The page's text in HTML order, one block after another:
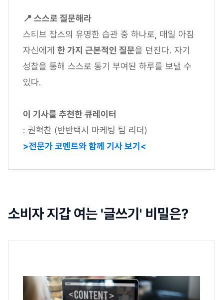
📍 스스로 질문해라
스티브 잡스의 유명한 습관 중 하나로, 매일 아침
자신에게 한 가지 근본적인 질문을 던진다. 자기
성찰을 통해 스스로 동기 부여된 하루를 보낼 수
있다.
이 기사를 추천한 큐레이터
: 권혁찬 (반반택시 마케팅 팀 리더)
>전문가 코멘트와 함께 기사 보기<
소비자 지갑 여는 '글쓰기' 비밀은?